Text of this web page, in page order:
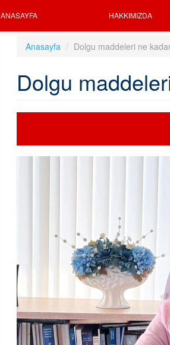
ANASAYFA HAKKIMIZDA
Anasayfa Dolgu maddeleri ne kadar
Dolgu